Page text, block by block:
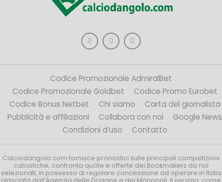
Codice Promozionale AdmiralBet
Codice Promozionale Goldbet
Codice Promo Eurobet
Codice Bonus Netbet
Chi siamo
Carta del giornalista
Pubblicità e affiliazioni
Collabora con noi
Google News
Condizioni d’uso
Contatto
Calciodangolo.com fornisce pronostici sulle principali competizioni
calcistiche, confronta quote e offerte dei Bookmakers da noi
selezionati, in possesso di regolare concessione ad operare in Italia